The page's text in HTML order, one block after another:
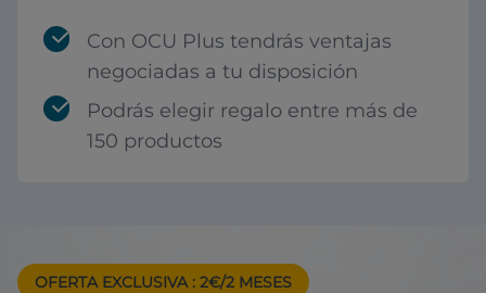
Con OCU Plus tendrás ventajas
negociadas a tu disposición
Podrás elegir regalo entre más de
150 productos
OFERTA EXCLUSIVA : 2€/2 MESES